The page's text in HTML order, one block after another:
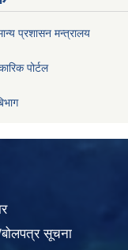
प्रशासन मन्त्रालय
पोर्टल
सूचना